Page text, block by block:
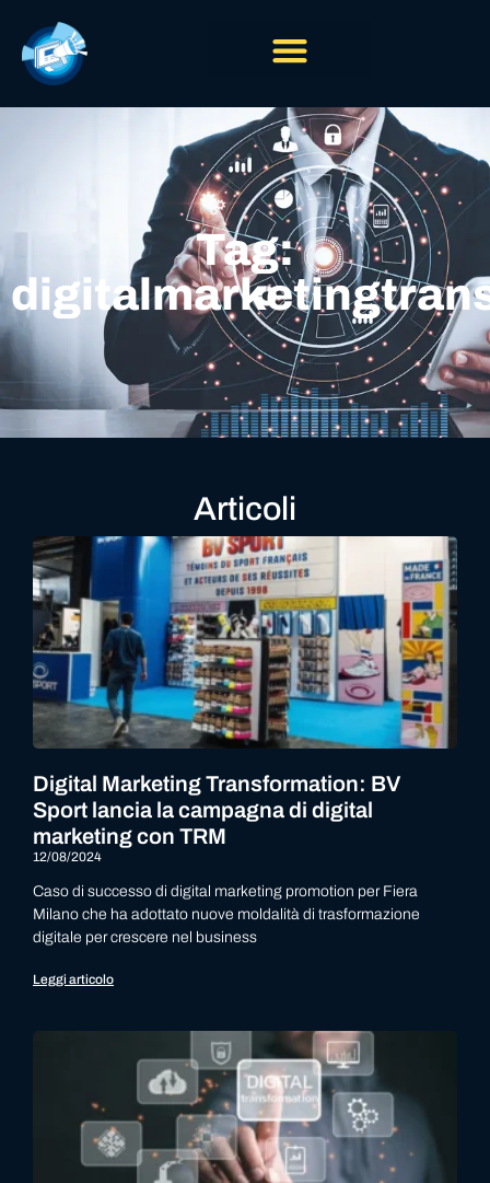
Tag:
Articoli
Digital Marketing Transformation: BV
Sport lancia la campagna di digital
marketing con TRM
12/08/2024
Caso di successo di digital marketing promotion per Fiera
Milano che ha adottato nuove moldalità di trasformazione
digitale per crescere nel business
Leggi articolo